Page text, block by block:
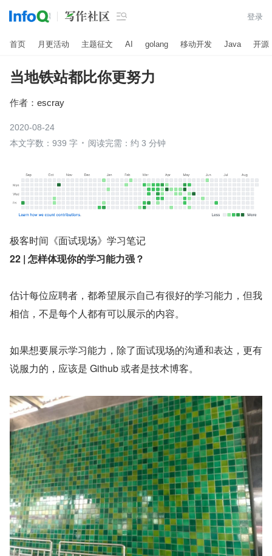
 登录
首页 月更活动 主题征文 AI golang 移动开发 Java 开源
当地铁站都比你更努力
作者： escray
2020-08-24
本文字数：939 字
阅读完需：约 3 分钟
极客时间《面试现场》学习笔记
22 | 怎样体现你的学习能力强？
估计每位应聘者，都希望展示自己有很好的学习能力，但我
相信，不是每个人都有可以展示的内容。
如果想要展示学习能力，除了面试现场的沟通和表达，更有
说服力的，应该是 Github 或者是技术博客。